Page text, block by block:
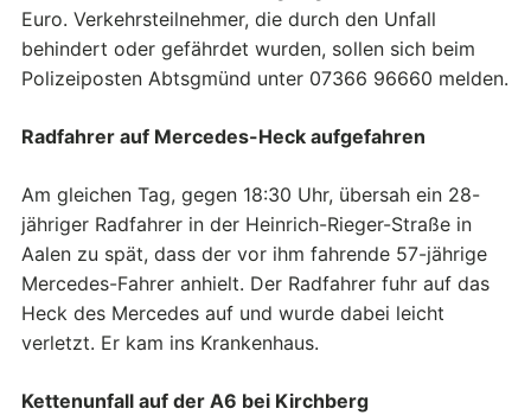
Euro. Verkehrsteilnehmer, die durch den Unfall
behindert oder gefährdet wurden, sollen sich beim
Polizeiposten Abtsgmünd unter 07366 96660 melden.
Radfahrer auf Mercedes-Heck aufgefahren
Am gleichen Tag, gegen 18:30 Uhr, übersah ein 28-
jähriger Radfahrer in der Heinrich-Rieger-Straße in
Aalen zu spät, dass der vor ihm fahrende 57-jährige
Mercedes-Fahrer anhielt. Der Radfahrer fuhr auf das
Heck des Mercedes auf und wurde dabei leicht
verletzt. Er kam ins Krankenhaus.
Kettenunfall auf der A6 bei Kirchberg